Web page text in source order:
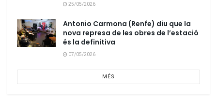
25/05/2026
Antonio Carmona (Renfe) diu que la
nova represa de les obres de l’estació
és la definitiva
07/05/2026
MÉS